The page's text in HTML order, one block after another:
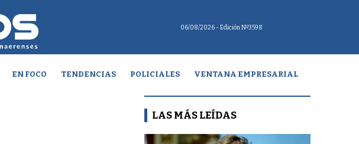
06/08/2026 - Edición Nº3598
EN FOCO TENDENCIAS POLICIALES VENTANA EMPRESARIAL
LAS MÁS LEÍDAS